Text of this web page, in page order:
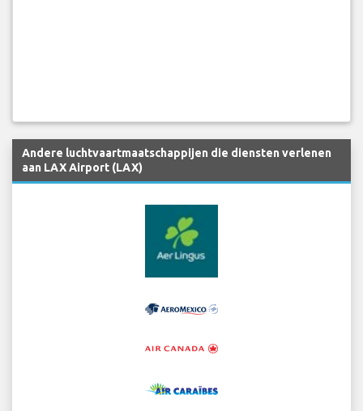
Andere luchtvaartmaatschappijen die diensten verlenen
aan LAX Airport (LAX)